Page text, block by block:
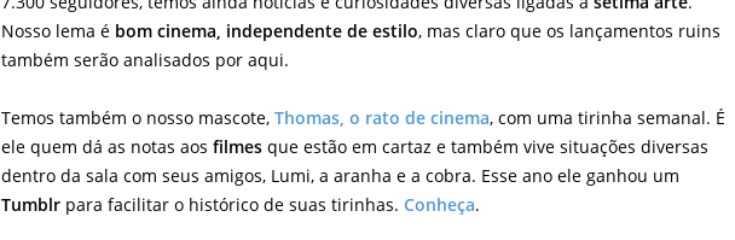
Nosso lema é bom cinema, independente de estilo, mas claro que os lançamentos ruins
também serão analisados por aqui.
Temos também o nosso mascote,Thomas, o rato de cinema, com uma tirinha semanal. É
ele quem dá as notas aosfilmes que estão em cartaz e também vive situações diversas
dentro da sala com seus amigos, Lumi, a aranha e a cobra. Esse ano ele ganhou um
Tumblr para facilitar o histórico de suas tirinhas.Conheça.